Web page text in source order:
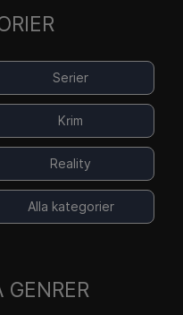
Serier
Krim
Reality
Alla kategorier
GENRER